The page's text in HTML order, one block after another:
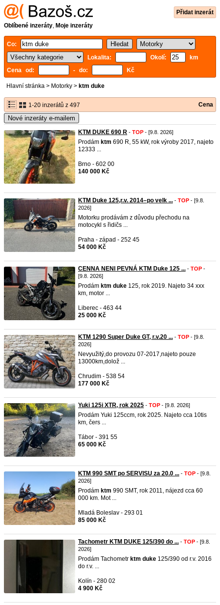
Přidat inzerát
Oblíbené inzeráty, Moje inzeráty
Co:
Lokalita:
Okolí:
km
Cena od:
- do: Kč
Hlavní stránka > Motorky > ktm duke
1-20 inzerátů z 497 Cena
Nové inzeráty e-mailem
KTM DUKE 690 R - TOP - [9.8. 2026]
Prodám ktm 690 R, 55 kW, rok výroby 2017, najeto
12333 ...
Brno - 602 00
140 000 Kč
KTM Duke 125,r.v. 2014–po velk ... - TOP - [9.8.
2026]
Motorku prodávám z důvodu přechodu na
motocykl s řidičs ...
Praha - západ - 252 45
54 000 Kč
CENNA NENI PEVNÁ KTM Duke 125 ... - TOP -
[9.8. 2026]
Prodám ktm duke 125, rok 2019. Najeto 34 xxx
km, motor ...
Liberec - 463 44
25 000 Kč
KTM 1290 Super Duke GT, r.v.20 ... - TOP - [9.8.
2026]
Nevyužitý,do provozu 07-2017,najeto pouze
13000km,dolož ...
Chrudim - 538 54
177 000 Kč
Yuki 125i XTR, rok 2025 - TOP - [9.8. 2026]
Prodám Yuki 125ccm, rok 2025. Najeto cca 10tis
km, čers ...
Tábor - 391 55
65 000 Kč
KTM 990 SMT po SERVISU za 20.0 ... - TOP - [9.8.
2026]
Prodám ktm 990 SMT, rok 2011, nájezd cca 60
000 km. Mot ...
Mladá Boleslav - 293 01
85 000 Kč
Tachometr KTM DUKE 125/390 do ... - TOP - [9.8.
2026]
Prodám Tachometr ktm duke 125/390 od r.v. 2016
do r.v. ...
Kolín - 280 02
4 900 Kč